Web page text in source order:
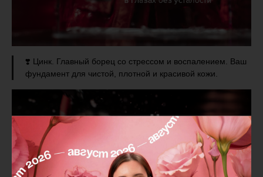
❣️ Цинк. Главный борец со стрессом и воспалением. Ваш
фундамент для чистой, плотной и красивой кожи.